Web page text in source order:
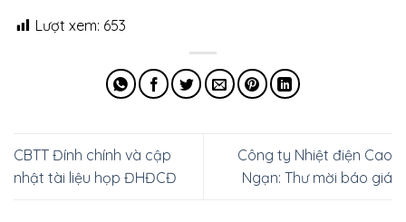
Lượt xem: 653
CBTT Đính chính và cập
nhật tài liệu họp ĐHĐCĐ
Công ty Nhiệt điện Cao
Ngạn: Thư mời báo giá